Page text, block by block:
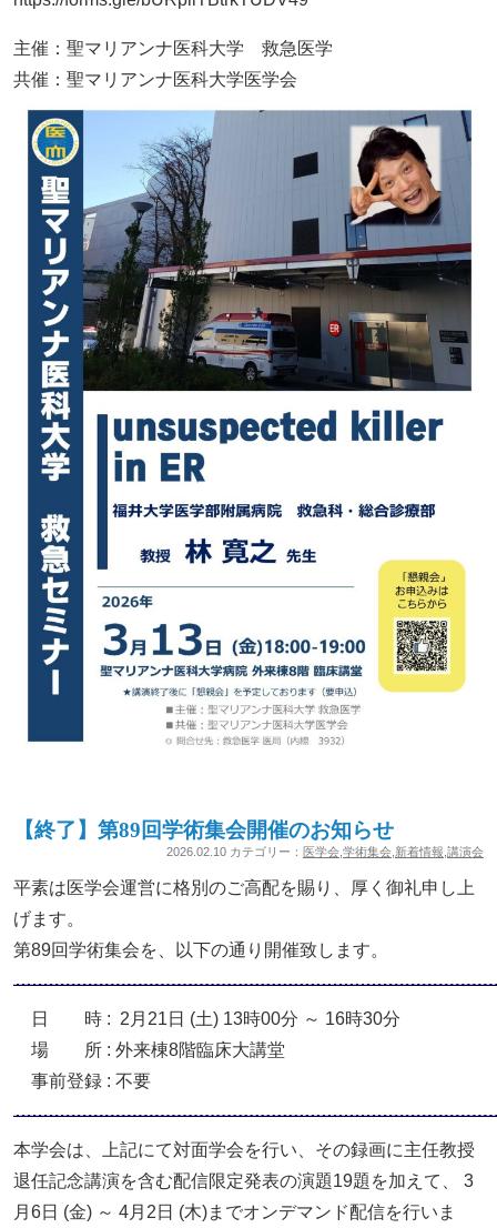
主催：聖マリアンナ医科大学 救急医学
共催：聖マリアンナ医科大学医学会
【終了】第89回学術集会開催のお知らせ
2026.02.10 カテゴリー： 医学会 学術集会 新着情報 講演会
平素は医学会運営に格別のご高配を賜り、厚く御礼申し上
げます。
第89回学術集会を、以下の通り開催致します。
日 時 : 2月21日 (土) 13時00分 ～ 16時30分
場 所 : 外来棟8階臨床大講堂
事前登録 : 不要
本学会は、上記にて対面学会を行い、その録画に主任教授
退任記念講演を含む配信限定発表の演題19題を加えて、 3
月6日 (金) ～ 4月2日 (木)までオンデマンド配信を行いま